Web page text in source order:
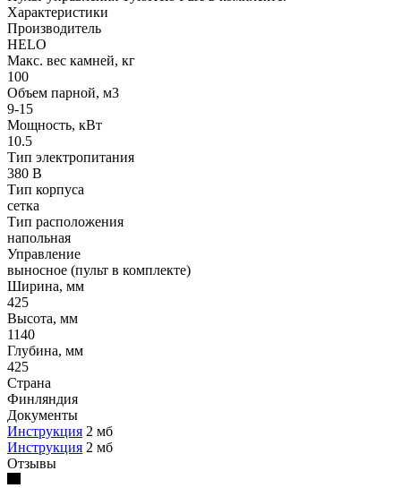
Характеристики
Производитель
HELO
Макс. вес камней, кг
100
Oбъем парной, м3
9-15
Мощность, кВт
10.5
Тип электропитания
380 В
Тип корпуса
сетка
Тип расположения
напольная
Управление
выносное (пульт в комплекте)
Ширина, мм
425
Высота, мм
1140
Глубина, мм
425
Страна
Финляндия
Документы
Инструкция 2 мб
Инструкция 2 мб
Отзывы